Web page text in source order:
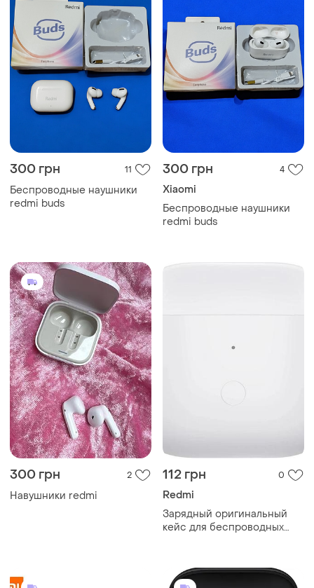
300 грн 11
Беспроводные наушники
redmi buds
300 грн 4
Xiaomi
Беспроводные наушники
redmi buds
300 грн 2
Навушники redmi
112 грн 0
Redmi
Зарядный оригинальный
кейс для беспроводных